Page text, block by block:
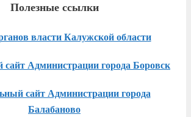
Полезные ссылки
власти Калужской области
Администрации города Боровск
сайт Администрации города
Балабаново